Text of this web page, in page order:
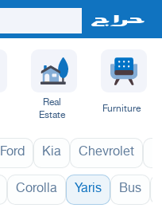
Real
Estate
Furniture
Ford Kia Chevrolet
Corolla Yaris Bus